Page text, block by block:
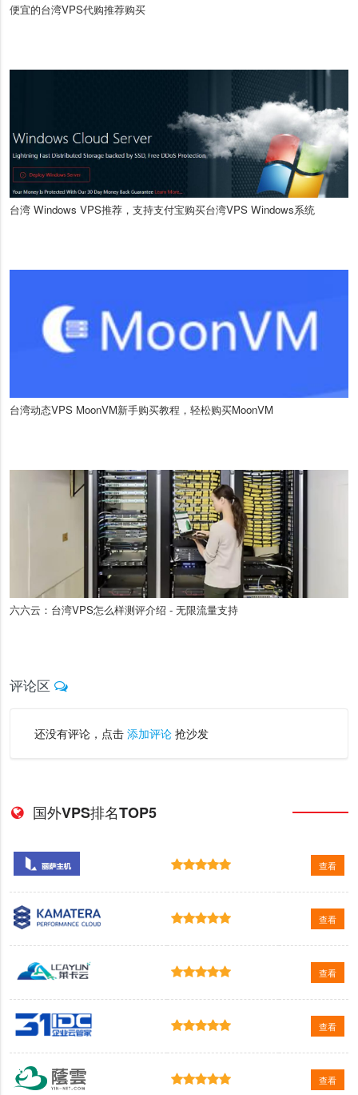
便宜的台湾VPS代购推荐购买
台湾 Windows VPS推荐，支持支付宝购买台湾VPS Windows系统
台湾动态VPS MoonVM新手购买教程，轻松购买MoonVM
六六云：台湾VPS怎么样测评介绍 - 无限流量支持
评论区
还没有评论，点击 添加评论抢沙发
国外VPS排名TOP5
查看
查看
查看
查看
查看